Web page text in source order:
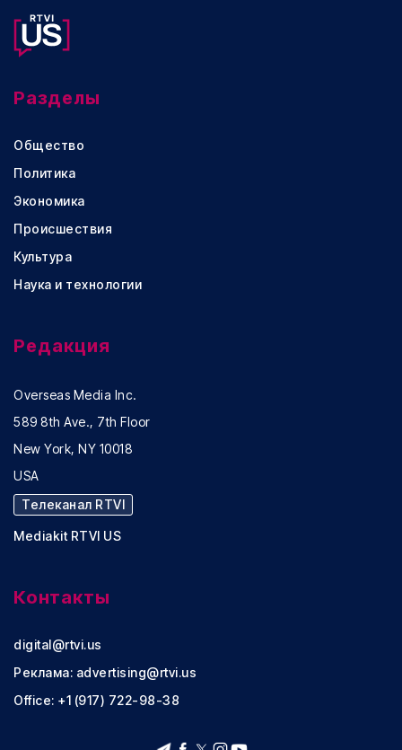
Разделы
Общество
Политика
Экономика
Происшествия
Культура
Наука и технологии
Редакция
Overseas Media Inc.
589 8th Ave., 7th Floor
New York, NY 10018
USA
Телеканал RTVI
Mediakit RTVI US
Контакты
digital@rtvi.us
Реклама: advertising@rtvi.us
Office: +1 (917) 722-98-38